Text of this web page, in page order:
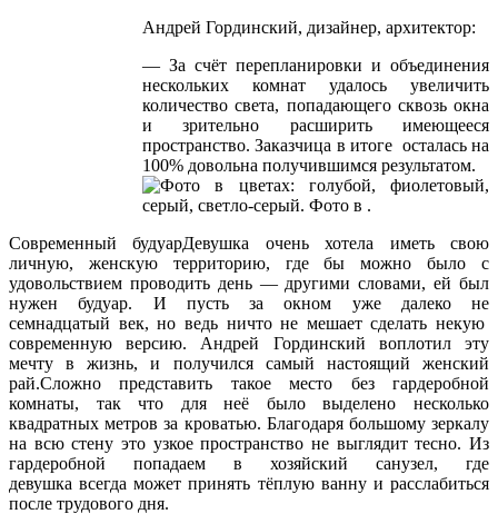
Андрей Гординский, дизайнер, архитектор:
— За счёт перепланировки и объединения
нескольких комнат удалось увеличить
количество света, попадающего сквозь окна
и зрительно расширить имеющееся
пространство. Заказчица в итоге осталась на
100% довольна получившимся результатом.
Современный будуарДевушка очень хотела иметь свою
личную, женскую территорию, где бы можно было с
удовольствием проводить день — другими словами, ей был
нужен будуар. И пусть за окном уже далеко не
семнадцатый век, но ведь ничто не мешает сделать некую
современную версию. Андрей Гординский воплотил эту
мечту в жизнь, и получился самый настоящий женский
рай.Сложно представить такое место без гардеробной
комнаты, так что для неё было выделено несколько
квадратных метров за кроватью. Благодаря большому зеркалу
на всю стену это узкое пространство не выглядит тесно. Из
гардеробной попадаем в хозяйский санузел, где
девушка всегда может принять тёплую ванну и расслабиться
после трудового дня.